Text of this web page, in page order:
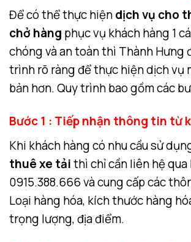
Để có thể thực hiệndịch vụ cho
chở hàng phục vụ khách hàng 1
chóng và an toàn thì Thành Hưng
trình rõ ràng để thực hiện dịch vụ
bản hơn. Quy trình bao gồm các
Bước 1 : Tiếp nhận thông tin từ
Khi khách hàng có nhu cầu sử
thuê xe tảithì chỉ cần liên hệ
0915.388.666 và cung cấp các
Loại hàng hóa, kích thước hàng
trọng lượng, địa điểm.